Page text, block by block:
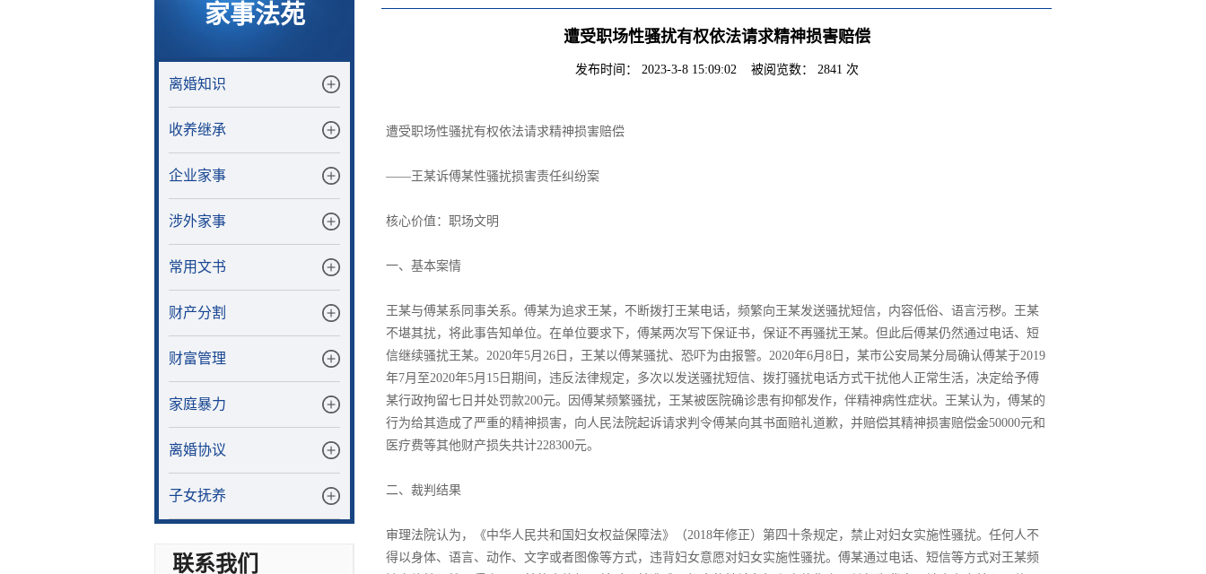
家事法苑
离婚知识
收养继承
企业家事
涉外家事
常用文书
财产分割
财富管理
家庭暴力
离婚协议
子女抚养
联系我们
遭受职场性骚扰有权依法请求精神损害赔偿
发布时间： 2023-3-8 15:09:02 被阅览数： 2841 次
遭受职场性骚扰有权依法请求精神损害赔偿
——王某诉傅某性骚扰损害责任纠纷案
核心价值：职场文明
一、基本案情
王某与傅某系同事关系。傅某为追求王某，不断拨打王某电话，频繁向王某发送骚扰短信，内容低俗、语言污秽。王某
不堪其扰，将此事告知单位。在单位要求下，傅某两次写下保证书，保证不再骚扰王某。但此后傅某仍然通过电话、短
信继续骚扰王某。2020年5月26日，王某以傅某骚扰、恐吓为由报警。2020年6月8日，某市公安局某分局确认傅某于2019
年7月至2020年5月15日期间，违反法律规定，多次以发送骚扰短信、拨打骚扰电话方式干扰他人正常生活，决定给予傅
某行政拘留七日并处罚款200元。因傅某频繁骚扰，王某被医院确诊患有抑郁发作，伴精神病性症状。王某认为，傅某的
行为给其造成了严重的精神损害，向人民法院起诉请求判令傅某向其书面赔礼道歉，并赔偿其精神损害赔偿金50000元和
医疗费等其他财产损失共计228300元。
二、裁判结果
审理法院认为，《中华人民共和国妇女权益保障法》（2018年修正）第四十条规定，禁止对妇女实施性骚扰。任何人不
得以身体、语言、动作、文字或者图像等方式，违背妇女意愿对妇女实施性骚扰。傅某通过电话、短信等方式对王某频